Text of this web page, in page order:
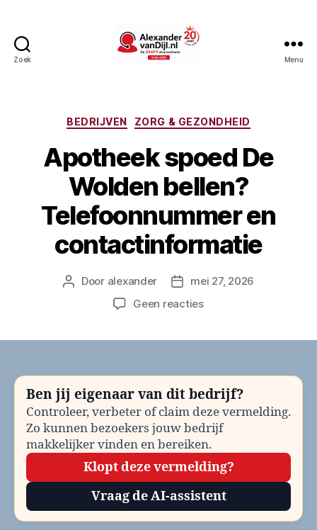
Zoek Menu
Categorieën
BEDRIJVEN ZORG & GEZONDHEID
Apotheek spoed De
Wolden bellen?
Telefoonnummer en
contactinformatie
Berichtauteur
Door alexander Berichtdatum
mei 27, 2026
Geen reactiesop
bellen?
Telefoonnummer
en
contactinformatie
Ben jij eigenaar van dit bedrijf?
Controleer, verbeter of claim deze vermelding.
Zo kunnen bezoekers jouw bedrijf
makkelijker vinden en bereiken.
Klopt deze vermelding?
Vraag de AI-assistent